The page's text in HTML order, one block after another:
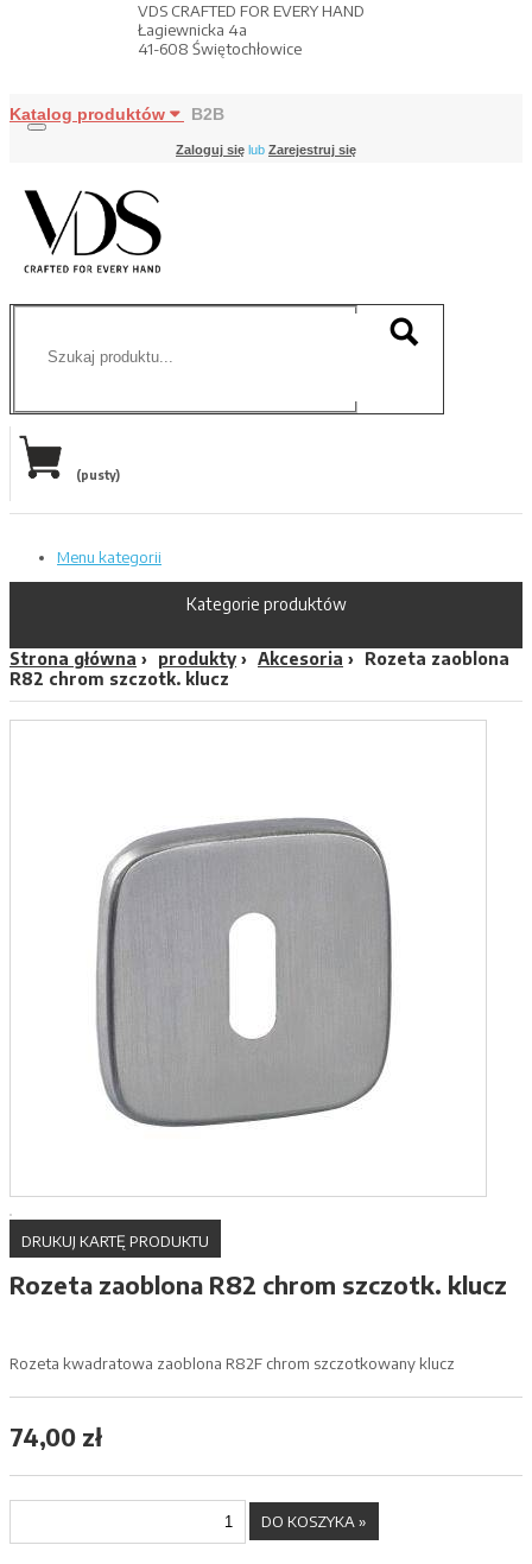
VDS CRAFTED FOR EVERY HAND
Łagiewnicka 4a
41-608 Świętochłowice
Katalog produktów B2B
Zaloguj się lub Zarejestruj się
(pusty)
Menu kategorii
Kategorie produktów
Strona główna produkty Akcesoria
Rozeta zaoblona
R82 chrom szczotk. klucz
DRUKUJ KARTĘ PRODUKTU
Rozeta zaoblona R82 chrom szczotk. klucz
Rozeta kwadratowa zaoblona R82F chrom szczotkowany klucz
74,00 zł